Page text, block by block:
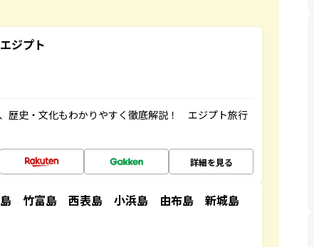
ジプト
歴史・文化もわかりやすく徹底解説！ エジプト旅行
詳細を見る
竹富島 西表島 小浜島 由布島 新城島